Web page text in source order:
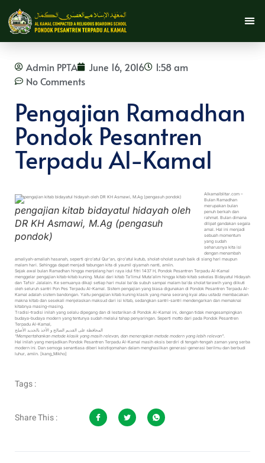
Admin PPTA June 16, 2016
1:58 am
No Comments
Pengajian Ramadhan
Pondok Pesantren
Terpadu Al-Kamal
pengajian kitab bidayatul hidayah oleh
DR KH Asmawi, M.Ag (pengasuh
pondok)
Alkamalblitar.com –
Bulan Ramadhan
merupakan bulan
penuh berkah dan
rahmat. Bulan dimana
dilipat gandakan segala
amal. Hal ini menjadi
sebuah momentum
yang sudah
seharusnya kita isi
dengan menambah
amaliyah-amaliah hasanah, seperti qiro’atul Qur’an, qiro’atul kutub, sholat-sholat sunah baik di siang hari maupun
malam hari. Sehingga dapat menjadi tabungan kita di yaumil qiyamah nanti, amiin.
Sejak awal bulan Ramadhan hingga menjelang hari raya idul fitri 1437 H, Pondok Pesantren Terpadu Al-Kamal
menggelar pengajian kitab-kitab kuning. Mulai dari kitab Ta’limul Muta’alim hingga kitab-kitab sekelas Bidayatul Hidayah
dan Tafsir Jalalain. Ke semuanya dikaji setiap hari mulai ba’da subuh sampai malam ba’da sholat tarawih yang diikuti
oleh seluruh santri Pon Pes Terpadu Al-Kamal. Sistem pengajian yang biasa digunakan di Pondok Pesantren Terpadu Al-
Kamal adalah sistem bandongan. Yaitu pengajian kitab kuning klasik yang mana seorang kyai atau ustadz membacakan
makna kitab dan sesekali menjelaskan maksud dari isi kitab, sedangkan santri-santri mendengarkan dan memaknai
kitabnya masing-masing.
Tradisi-tradisi inilah yang selalu dipegang dan di lestarikan di Pondok Al-Kamal ini, dengan tidak mengesampingkan
budaya-budaya modern yang tentunya sudah melalui tahap penyaringan. Seperti motto dari pada Pondok Pesantren
Terpadu Al-Kamal,
المحافظة على القديم الصالح و الأخذ بالجديد الأصلح
“Mempertahankan metode klasik yang masih relevan, dan menerapkan metode modern yang lebih relevan”.
Hal inilah yang menjadikan Pondok Pesantren Terpadu Al-Kamal masih eksis berdiri di tengah-tengah zaman yang serba
modern ini. Dan semoga senantiasa diberi keistiqomahan dalam menghasilkan generasi-generasi berilmu dan berbudi
luhur, amiin. [kang_Mikho]
Tags :
Share This :